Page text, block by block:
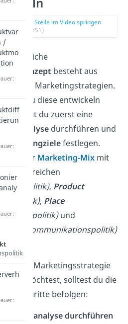
zur Stelle im Video springen
(00:51)
erfolgreiche
besteht aus
Marketingstrategien.
bevor du diese entwickeln
solltest du zuerst eine
durchführen und
Marketingzielefestlegen.
wird der Marketing-Mix mit
vier Bereichen
, Product
, Place
und
(Kommunikationspolitik)
du eine Marketingsstrategie
möchtest, solltest du die
Schritte befolgen:
durchführen
/